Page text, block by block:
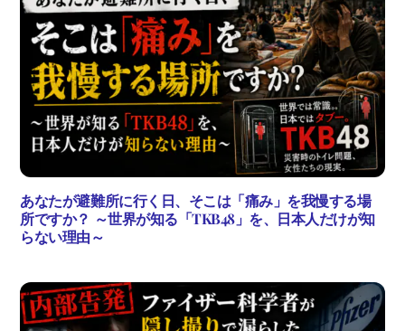
あなたが避難所に行く日、そこは「痛み」を我慢する場
所ですか？ ～世界が知る「TKB48」を、日本人だけが知
らない理由～